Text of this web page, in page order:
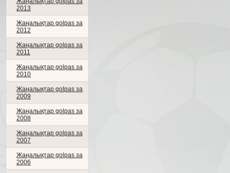
2013
Жаңалықтар golpas за
2012
Жаңалықтар golpas за
2011
Жаңалықтар golpas за
2010
Жаңалықтар golpas за
2009
Жаңалықтар golpas за
2008
Жаңалықтар golpas за
2007
Жаңалықтар golpas за
2006